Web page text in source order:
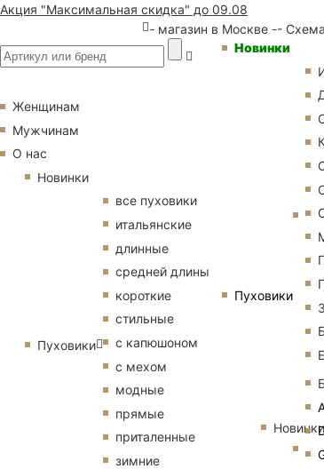
Акция "Максимальная скидка" до 09.08
- магазин в Москве --
Новинки
Пуховики
Женщинам
Мужчинам
О нас
Новинки
Пуховики
все пуховики
итальянские
длинные
средней длины
короткие
стильные
с капюшоном
с мехом
модные
прямые
приталенные
зимние
Новинки